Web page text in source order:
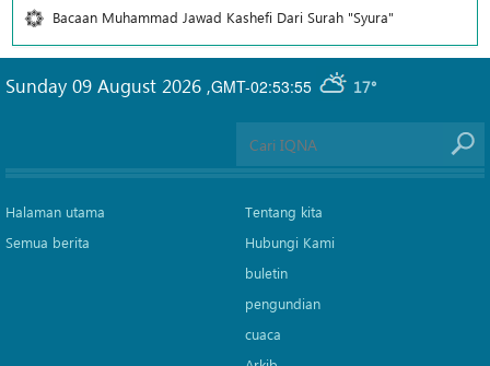
Bacaan Muhammad Jawad Kashefi Dari Surah "Syura"
GMT-02:53:55 17°
Sunday 09 August 2026 ,
Halaman utama
Semua berita
Tentang kita
Hubungi Kami
buletin
pengundian
cuaca